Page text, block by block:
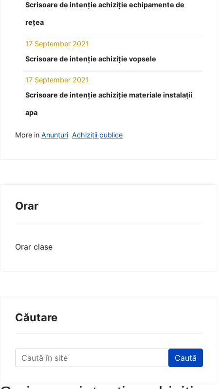
Scrisoare de intenție achiziție echipamente de
rețea
17 September 2021
Scrisoare de intenție achiziție vopsele
17 September 2021
Scrisoare de intenție achiziție materiale instalații
apa
More in Anunțuri Achiziții publice
Orar
Orar clase
Căutare
Caută